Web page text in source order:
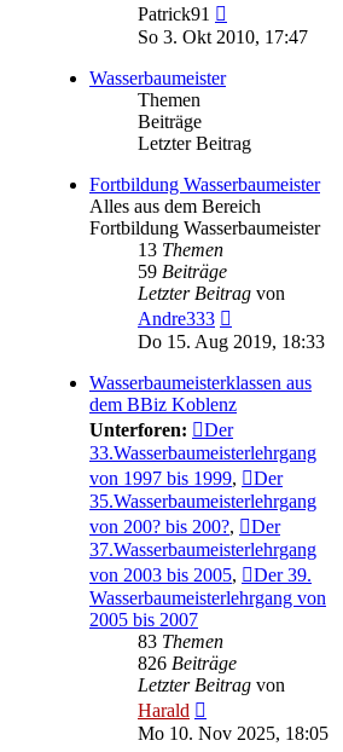
Patrick91
Beitrag
So 3. Okt 2010, 17:47
Wasserbaumeister
Themen
Beiträge
Letzter Beitrag
Fortbildung Wasserbaumeister
Alles aus dem Bereich
Fortbildung Wasserbaumeister
13 Themen
59 Beiträge
Letzter Beitrag von
Andre333
Beitrag
Do 15. Aug 2019, 18:33
Wasserbaumeisterklassen aus
dem BBiz Koblenz
Unterforen:
Der
33.Wasserbaumeisterlehrgang
von 1997 bis 1999,
Der
35.Wasserbaumeisterlehrgang
von 200? bis 200?,
Der
37.Wasserbaumeisterlehrgang
von 2003 bis 2005,
Der 39.
Wasserbaumeisterlehrgang von
2005 bis 2007
83 Themen
826 Beiträge
Letzter Beitrag von
Harald
Beitrag
Mo 10. Nov 2025, 18:05